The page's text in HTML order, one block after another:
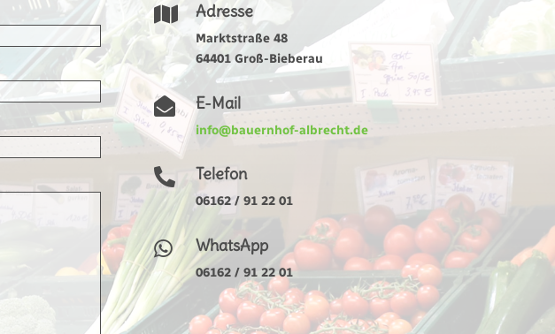
 Adresse
Marktstraße 48
64401 Groß-Bieberau
 E-Mail
info@bauernhof-albrecht.de
 Telefon
06162 / 91 22 01
 WhatsApp
06162 / 91 22 01